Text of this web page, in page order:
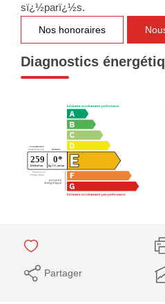
sï¿½parï¿½s.
Nos honoraires
Diagnostics
Partager